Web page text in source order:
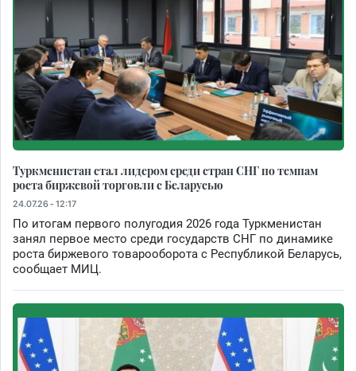
Туркменистан стал лидером среди стран СНГ по темпам
роста биржевой торговли с Беларусью
24.07.26 - 12:17
По итогам первого полугодия 2026 года Туркменистан
занял первое место среди государств СНГ по динамике
роста биржевого товарооборота с Республикой Беларусь,
сообщает МИЦ.